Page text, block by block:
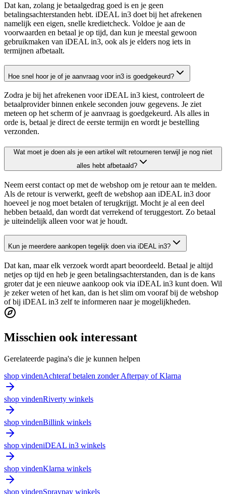
Dat kan, zolang je betaalgedrag goed is en je geen
betalingsachterstanden hebt. iDEAL in3 doet bij het afrekenen
namelijk een eigen, snelle kredietcheck. Voldoe je aan de
voorwaarden en betaal je op tijd, dan kun je meestal gewoon
gebruikmaken van iDEAL in3, ook als je elders nog iets in
termijnen afbetaalt.
Hoe snel hoor je of je aanvraag voor in3 is goedgekeurd?
Zodra je bij het afrekenen voor iDEAL in3 kiest, controleert de
betaalprovider binnen enkele seconden jouw gegevens. Je ziet
meteen op het scherm of je aanvraag is goedgekeurd. Als alles in
orde is, betaal je direct de eerste termijn en wordt je bestelling
verzonden.
Wat moet je doen als je een artikel wilt retourneren terwijl je nog niet
alles hebt afbetaald?
Neem eerst contact op met de webshop om je retour aan te melden.
Als de retour is verwerkt, geeft de webshop aan iDEAL in3 door
hoeveel je nog moet betalen of terugkrijgt. Mocht je al een deel
hebben betaald, dan wordt dat verrekend of teruggestort. Zo betaal
je uiteindelijk alleen voor wat je houdt.
Kun je meerdere aankopen tegelijk doen via iDEAL in3?
Dat kan, maar elk verzoek wordt apart beoordeeld. Betaal je altijd
netjes op tijd en heb je geen betalingsachterstanden, dan is de kans
groter dat je een nieuwe aankoop ook via iDEAL in3 kunt doen. Wil
je zeker weten of het kan, dan is het slim om vooraf bij de webshop
of bij iDEAL in3 zelf te informeren naar je mogelijkheden.
Misschien ook interessant
Gerelateerde pagina's die je kunnen helpen
shop vindenAchteraf betalen zonder Afterpay of Klarna
shop vindenRiverty winkels
shop vindenBillink winkels
shop vindeniDEAL in3 winkels
shop vindenKlarna winkels
shop vindenSpraypay winkels